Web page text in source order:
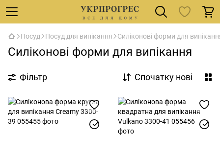
Посуд Посуд для випікання Силіконові форми для
Силіконові форми для випікання
Фільтр Спочатку нові